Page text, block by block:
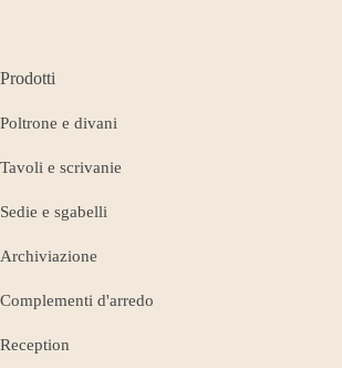
Prodotti
Poltrone e divani
Tavoli e scrivanie
Sedie e sgabelli
Archiviazione
Complementi d'arredo
Reception